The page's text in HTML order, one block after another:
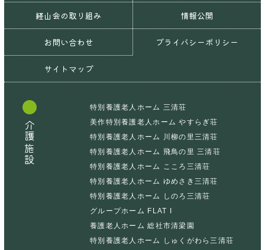
経山会の取り組み 情報公開
お問い合わせ プライバシーポリシー
サイトマップ
介護施設
特別養護老人ホーム 三清荘
美作特別養護老人ホーム やすらぎ荘
特別養護老人ホーム 川柳の里三清荘
特別養護老人ホーム 飛鳥の里 三清荘
特別養護老人ホーム こころ三清荘
特別養護老人ホーム ゆめさき三清荘
特別養護老人ホーム しのろ三清荘
グループホーム FLAT I
養護老人ホーム 総社市清梁園
特別養護老人ホーム しゅくがわら三清荘